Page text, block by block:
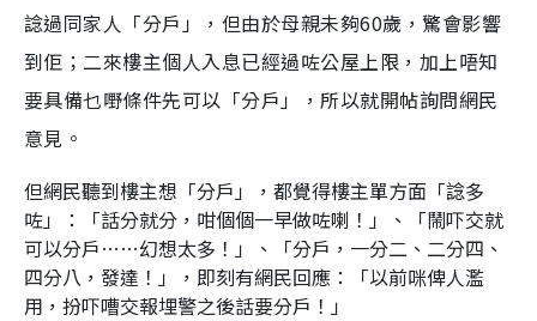
諗過同家人「分戶」，但由於母親未夠60歲，驚會影響
到佢；二來樓主個人入息已經過咗公屋上限，加上唔知
要具備乜嘢條件先可以「分戶」，所以就開帖詢問網民
意見。
但網民聽到樓主想「分戶」，都覺得樓主單方面「諗多
咗」：「話分就分，咁個個一早做咗喇！」、「鬧吓交就
可以分戶……幻想太多！」、「分戶，一分二、二分四、
四分八，發達！」，即刻有網民回應：「以前咪俾人濫
用，扮吓嘈交報埋警之後話要分戶！」